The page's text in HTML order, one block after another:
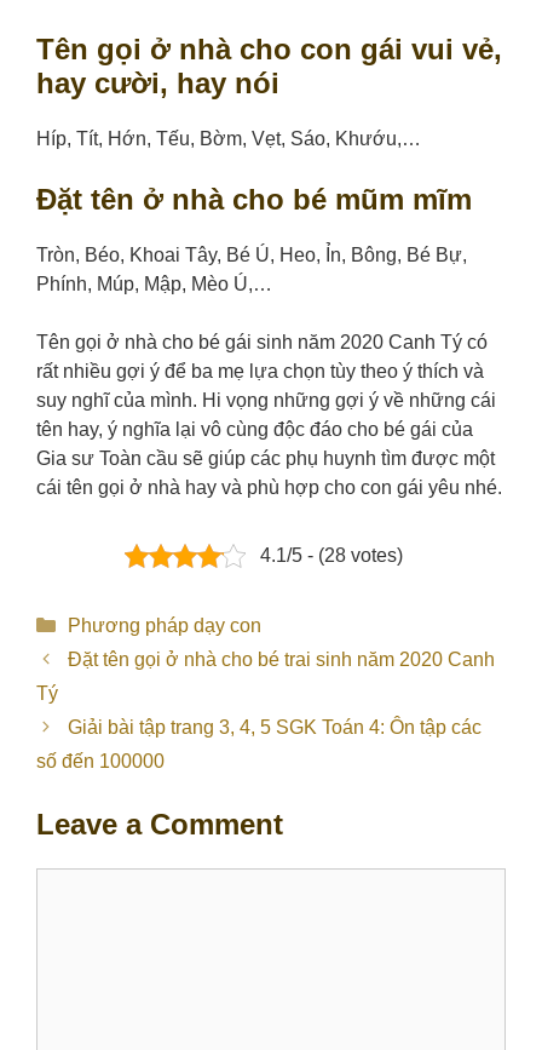
Tên gọi ở nhà cho con gái vui vẻ,
hay cười, hay nói
Híp, Tít, Hớn, Tếu, Bờm, Vẹt, Sáo, Khướu,…
Đặt tên ở nhà cho bé mũm mĩm
Tròn, Béo, Khoai Tây, Bé Ú, Heo, Ỉn, Bông, Bé Bự,
Phính, Múp, Mập, Mèo Ú,…
Tên gọi ở nhà cho bé gái sinh năm 2020 Canh Tý có
rất nhiều gợi ý để ba mẹ lựa chọn tùy theo ý thích và
suy nghĩ của mình. Hi vọng những gợi ý về những cái
tên hay, ý nghĩa lại vô cùng độc đáo cho bé gái của
Gia sư Toàn cầu sẽ giúp các phụ huynh tìm được một
cái tên gọi ở nhà hay và phù hợp cho con gái yêu nhé.
4.1/5 - (28 votes)
Categories
Phương pháp dạy con
Đặt tên gọi ở nhà cho bé trai sinh năm 2020 Canh
Tý
Giải bài tập trang 3, 4, 5 SGK Toán 4: Ôn tập các
số đến 100000
Leave a Comment